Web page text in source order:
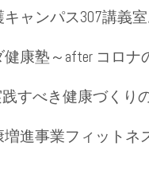
ャンパス307講義室
康塾～after コロナ
き健康づくりの
事業フィットネ